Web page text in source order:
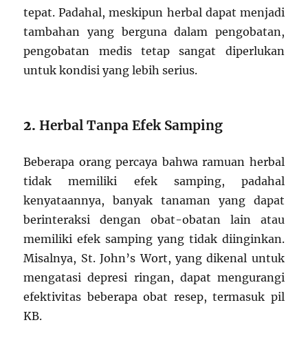
tepat. Padahal, meskipun herbal dapat menjadi
tambahan yang berguna dalam pengobatan,
pengobatan medis tetap sangat diperlukan
untuk kondisi yang lebih serius.
2.Herbal Tanpa Efek Samping
Beberapa orang percaya bahwa ramuan herbal
tidak memiliki efek samping, padahal
kenyataannya, banyak tanaman yang dapat
berinteraksi dengan obat-obatan lain atau
memiliki efek samping yang tidak diinginkan.
Misalnya, St. John’s Wort, yang dikenal untuk
mengatasi depresi ringan, dapat mengurangi
efektivitas beberapa obat resep, termasuk pil
KB.